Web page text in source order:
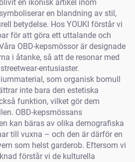
en ikonisk artikel inom
en blandning av stil,
betydelse. Hos YOUKI förstår vi
för att göra ett uttalande och
OBD-kepsmössor är designade
i åtanke, så att de resonar med
entusiaster.
som organisk bomull
inte bara den estetiska
funktion, vilket gör dem
OBD-kepsmössans
kan bäras av olika demografiska
till vuxna – och den är därför en
som helst garderob. Eftersom vi
förstår vi de kulturella